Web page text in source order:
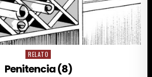
Posted
in
RELATO
Penitencia (8)